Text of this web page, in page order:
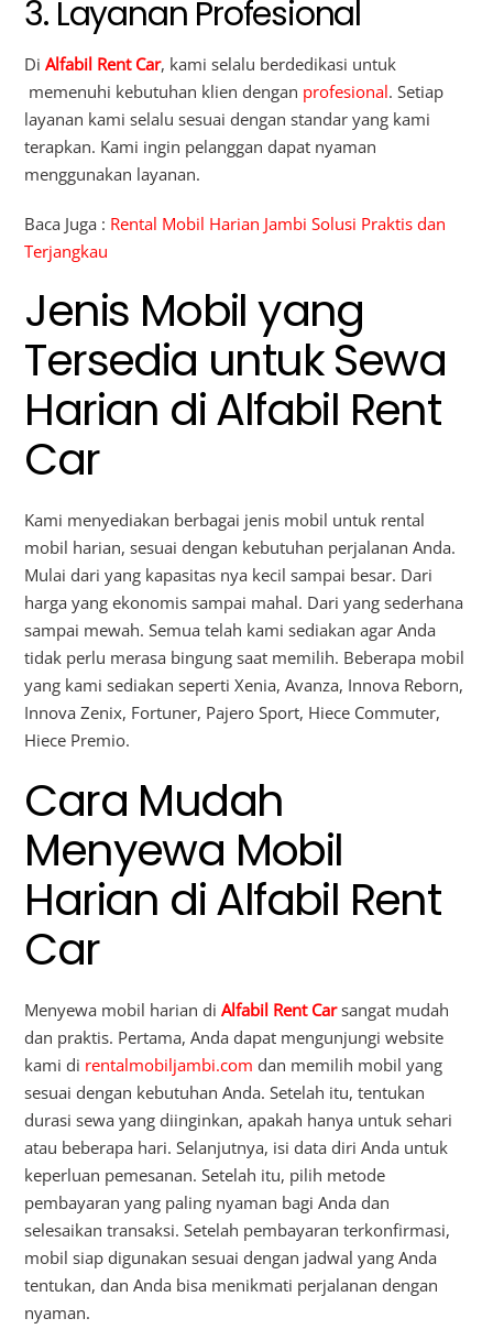
3. Layanan Profesional
DiAlfabil Rent Car, kami selalu berdedikasi untuk
memenuhi kebutuhan klien dengan profesional. Setiap
layanan kami selalu sesuai dengan standar yang kami
terapkan. Kami ingin pelanggan dapat nyaman
menggunakan layanan.
Baca Juga : Rental Mobil Harian Jambi Solusi Praktis dan
Terjangkau
Jenis Mobil yang
Tersedia untuk Sewa
Harian di Alfabil Rent
Car
Kami menyediakan berbagai jenis mobil untuk rental
mobil harian, sesuai dengan kebutuhan perjalanan Anda.
Mulai dari yang kapasitas nya kecil sampai besar. Dari
harga yang ekonomis sampai mahal. Dari yang sederhana
sampai mewah. Semua telah kami sediakan agar Anda
tidak perlu merasa bingung saat memilih. Beberapa mobil
yang kami sediakan seperti Xenia, Avanza, Innova Reborn,
Innova Zenix, Fortuner, Pajero Sport, Hiece Commuter,
Hiece Premio.
Cara Mudah
Menyewa Mobil
Harian di Alfabil Rent
Car
Menyewa mobil harian diAlfabil Rent Carsangat mudah
dan praktis. Pertama, Anda dapat mengunjungi website
kami di rentalmobiljambi.com dan memilih mobil yang
sesuai dengan kebutuhan Anda. Setelah itu, tentukan
durasi sewa yang diinginkan, apakah hanya untuk sehari
atau beberapa hari. Selanjutnya, isi data diri Anda untuk
keperluan pemesanan. Setelah itu, pilih metode
pembayaran yang paling nyaman bagi Anda dan
selesaikan transaksi. Setelah pembayaran terkonfirmasi,
mobil siap digunakan sesuai dengan jadwal yang Anda
tentukan, dan Anda bisa menikmati perjalanan dengan
nyaman.